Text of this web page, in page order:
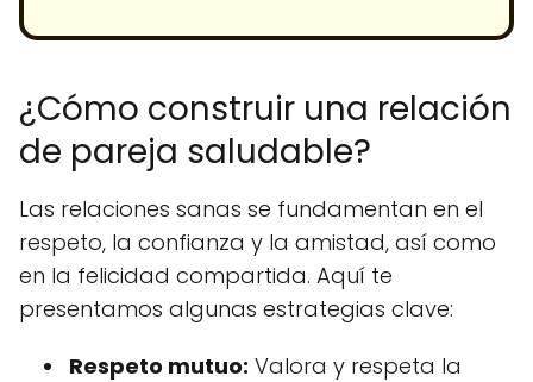
¿Cómo construir una relación
de pareja saludable?
Las relaciones sanas se fundamentan en el
respeto, la confianza y la amistad, así como
en la felicidad compartida. Aquí te
presentamos algunas estrategias clave:
Respeto mutuo: Valora y respeta la